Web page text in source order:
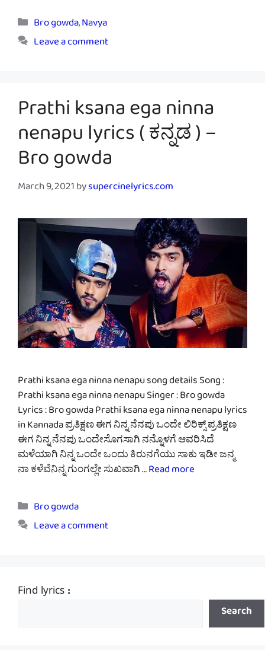
Categories
Bro gowda,Navya
Leave a comment
Prathi ksana ega ninna
nenapu lyrics ( ಕನ್ನಡ ) –
Bro gowda
March 9, 2021bysupercinelyrics.com
Prathi ksana ega ninna nenapu song details Song :
Prathi ksana ega ninna nenapu Singer : Bro gowda
Lyrics : Bro gowda Prathi ksana ega ninna nenapu lyrics
in Kannada ಪ್ರತಿಕ್ಷಣ ಈಗ ನಿನ್ನ ನೆನಪು ಒಂದೇ ಲಿರಿಕ್ಸ್ ಪ್ರತಿಕ್ಷಣ
ಈಗ ನಿನ್ನ ನೆನಪು ಒಂದೇಸೊಗಸಾಗಿ ನನ್ನೊಳಗೆ ಆವರಿಸಿದೆ
ಮಳೆಯಾಗಿ ನಿನ್ನ ಒಂದೇ ಒಂದು ಕಿರುನಗೆಯು ಸಾಕು ಇಡೀ ಜನ್ಮ
ನಾ ಕಳೆವೆನಿನ್ನ ಗುಂಗಲ್ಲೇ ಸುಖವಾಗಿ …Read more
Categories
Bro gowda
Leave a comment
Find lyrics :
Search